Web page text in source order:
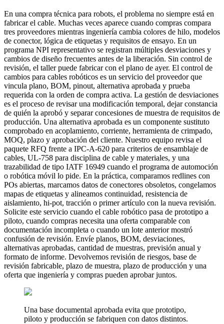
En una compra técnica para robots, el problema no siempre está en
fabricar el cable. Muchas veces aparece cuando compras compara
tres proveedores mientras ingeniería cambia colores de hilo, modelos
de conector, lógica de etiquetas y requisitos de ensayo. En un
programa NPI representativo se registran múltiples desviaciones y
cambios de diseño frecuentes antes de la liberación. Sin control de
revisión, el taller puede fabricar con el plano de ayer. El control de
cambios para cables robóticos es un servicio del proveedor que
vincula plano, BOM, pinout, alternativa aprobada y prueba
requerida con la orden de compra activa. La gestión de desviaciones
es el proceso de revisar una modificación temporal, dejar constancia
de quién la aprobó y separar concesiones de muestra de requisitos de
producción. Una alternativa aprobada es un componente sustituto
comprobado en acoplamiento, corriente, herramienta de crimpado,
MOQ, plazo y aprobación del cliente. Nuestro equipo revisa el
paquete RFQ frente a IPC-A-620 para criterios de ensamblaje de
cables, UL-758 para disciplina de cable y materiales, y una
trazabilidad de tipo IATF 16949 cuando el programa de automoción
o robótica móvil lo pide. En la práctica, comparamos redlines con
POs abiertas, marcamos datos de conectores obsoletos, congelamos
mapas de etiquetas y alineamos continuidad, resistencia de
aislamiento, hi-pot, tracción o primer artículo con la nueva revisión.
Solicite este servicio cuando el cable robótico pasa de prototipo a
piloto, cuando compras necesita una oferta comparable con
documentación incompleta o cuando un lote anterior mostró
confusión de revisión. Envíe planos, BOM, desviaciones,
alternativas aprobadas, cantidad de muestras, previsión anual y
formato de informe. Devolvemos revisión de riesgos, base de
revisión fabricable, plazo de muestra, plazo de producción y una
oferta que ingeniería y compras pueden aprobar juntos.
Una base documental aprobada evita que prototipo,
piloto y producción se fabriquen con datos distintos.